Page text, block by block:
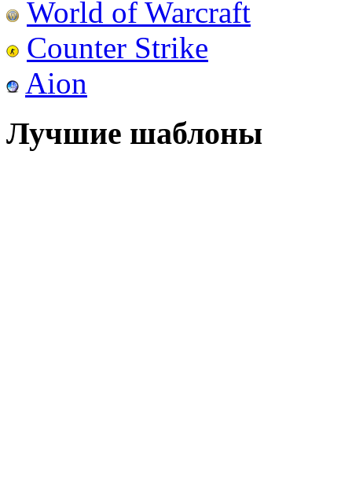
World of Warcraft
Counter Strike
Aion
Лучшие шаблоны